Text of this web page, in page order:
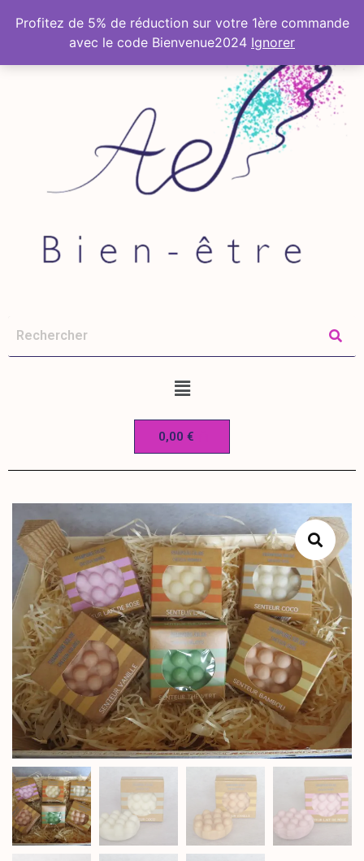
0,00 €
Profitez de 5% de réduction sur votre 1ère commande
avec le code Bienvenue2024 Ignorer